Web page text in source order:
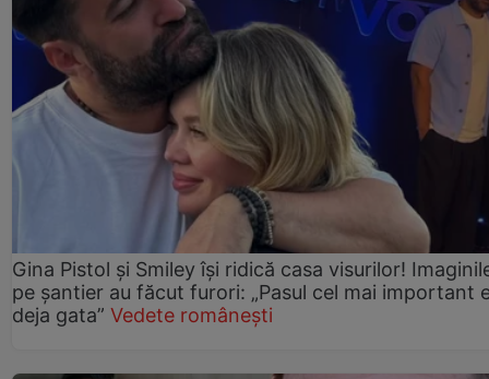
Gina Pistol și Smiley își ridică casa visurilor!
pe șantier au făcut furori: „Pasul cel mai important
deja gata” Vedete românești